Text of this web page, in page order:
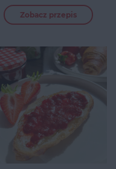
Zobacz przepis